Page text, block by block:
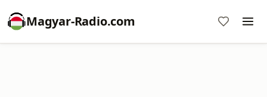
Magyar-Radio.com